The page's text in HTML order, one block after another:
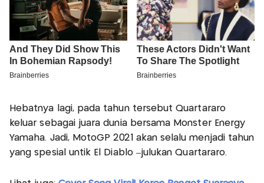
Hebatnya lagi, pada tahun tersebut Quartararo
keluar sebagai juara dunia bersama Monster Energy
Yamaha. Jadi, MotoGP 2021 akan selalu menjadi tahun
yang spesial untik El Diablo –julukan Quartararo.